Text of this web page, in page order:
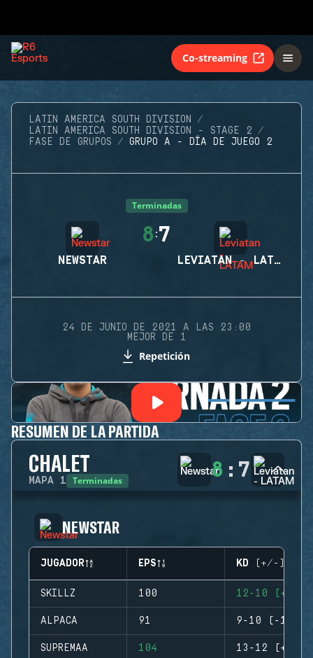
Co-streaming
LATIN AMERICA SOUTH DIVISION
LATIN AMERICA SOUTH DIVISION - STAGE 2
FASE DE GRUPOS
GRUPO A - DÍA DE JUEGO 2
Terminadas
NEWSTAR
8 :7
LEVIATAN - LATAM
24 DE JUNIO DE 2021 A LAS 23:00
MEJOR DE 1
Repetición
RESUMEN DE LA PARTIDA
CHALET
MAPA 1 Terminadas 8 : 7
NEWSTAR
JUGADOR EPS KD (+/-)
SKILLZ 100 12-10 (+2)
ALPACA 91 9-10 (-1)
SUPREMAA 104 13-12 (+1)